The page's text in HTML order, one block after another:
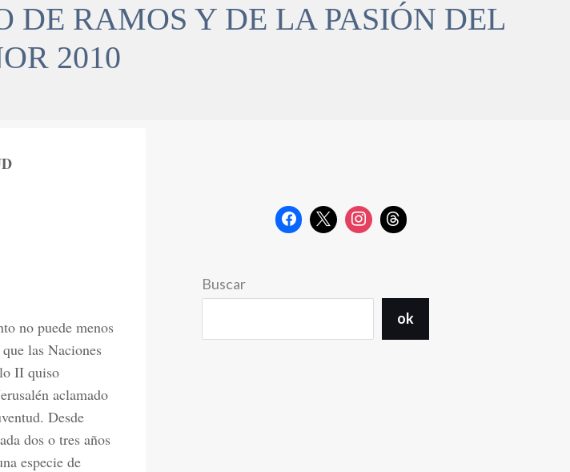
RAMOS Y DE LA PASIÓN DEL
2010
no puede menos
las Naciones
II quiso
aclamado
Desde
dos o tres años
especie de
Buscar
ok